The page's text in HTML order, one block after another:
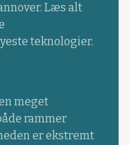
Læs alt
teknologier.
meget
rammer
er ekstremt